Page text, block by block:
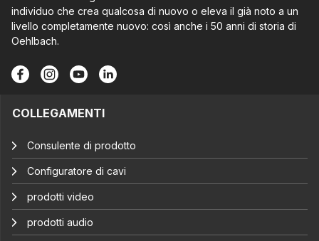
individuo che crea qualcosa di nuovo o eleva il già noto a un
livello completamente nuovo: così anche i 50 anni di storia di
Oehlbach.
COLLEGAMENTI
Consulente di prodotto
Configuratore di cavi
prodotti video
prodotti audio